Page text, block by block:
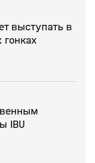
выступать в
IBU